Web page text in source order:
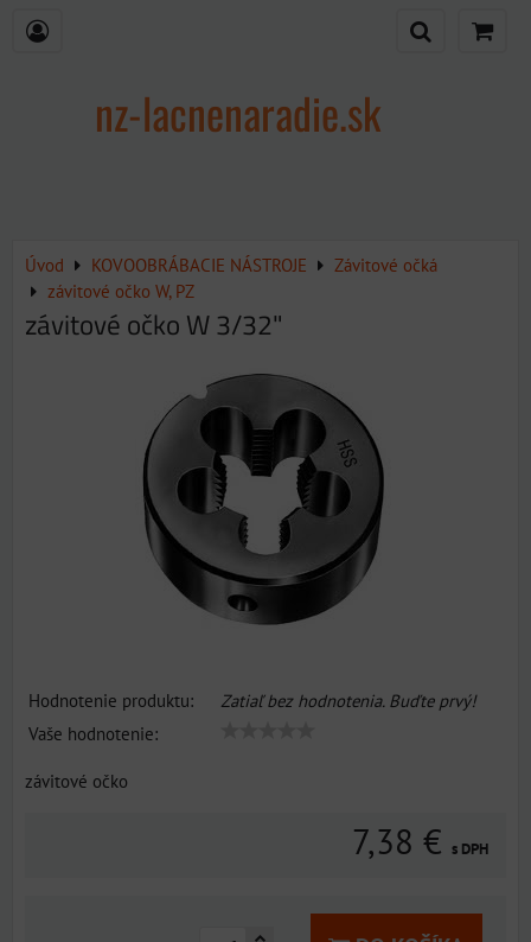
nz-lacnenaradie.sk
Úvod KOVOOBRÁBACIE NÁSTROJE
Závitové očká
závitové očko W, PZ
závitové očko W 3/32"
Hodnotenie produktu:
Zatiaľ bez hodnotenia. Buďte prvý!
Vaše hodnotenie:
závitové očko
7,38 € s DPH